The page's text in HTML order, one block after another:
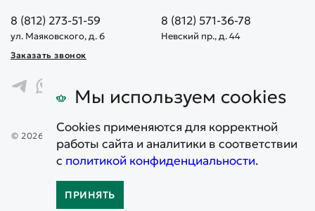
© 2026. Все права защищены. Информация, представленная на
сайте, не является публичной офертой
Карта сайта
Политика конфиденциальности
8 (812) 273-51-59
ул. Маяковского, д. 6
8 (812) 571-36-78
Невский пр., д. 44
Заказать звонок
Мы используем cookies
Cookies применяются для корректной
работы сайта и аналитики в соответствии
с политикой конфиденциальности.
ПРИНЯТЬ